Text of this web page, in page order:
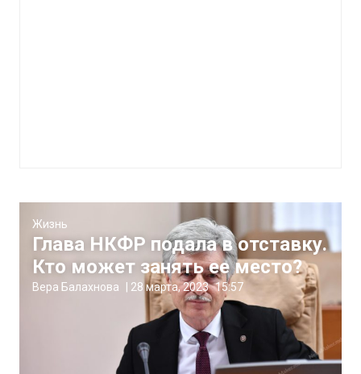
Жизнь
Глава НКФР подала в отставку.
Кто может занять ее место?
Вера Балахнова 28 марта, 2023 15:57